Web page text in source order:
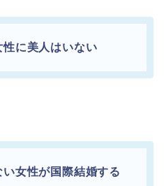
性に美人はいない
女性が国際結婚する